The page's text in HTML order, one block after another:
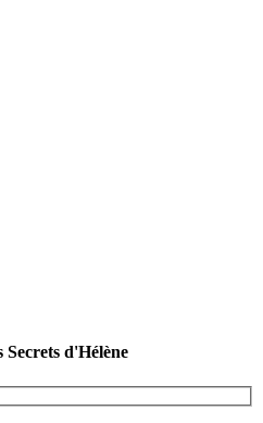
Secrets d'Hélène